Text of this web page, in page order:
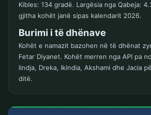
Kibles: 134 gradë. Largësia nga Qabeja:
gjitha kohët janë sipas kalendarit 2026.
Burimi i të dhënave
Kohët e namazit bazohen në të dhënat
Fetar Diyanet. Kohët merren nga API pa
lindja, Dreka, Ikindia, Akshami dhe Jacia
ditë.